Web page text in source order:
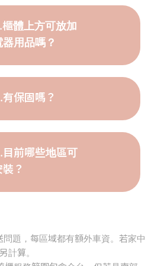
櫃體上方可放加
用品嗎？
保固嗎？
目前哪些地區可
裝？
題，每區域都有額外車資。若家中
計算。